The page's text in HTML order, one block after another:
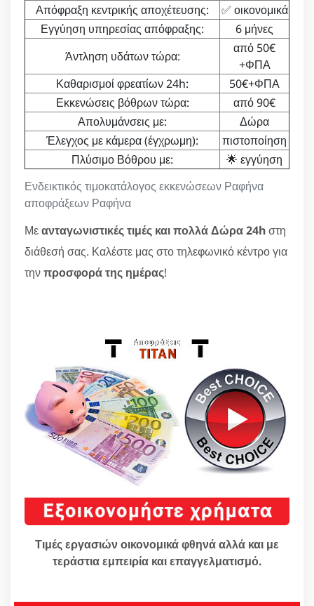
Ενδεικτικός τιμοκατάλογος εκκενώσεων Ραφήνα
αποφράξεων Ραφήνα
Απόφραξη κεντρικής αποχέτευσης:
✅ οικονομικά
Εγγύηση υπηρεσίας απόφραξης:
6 μήνες
Άντληση υδάτων τώρα:
από 50€
+ΦΠΑ
Καθαρισμοί φρεατίων 24h:
50€+ΦΠΑ
Εκκενώσεις βόθρων τώρα:
από 90€
Απολυμάνσεις με:
Δώρα
Έλεγχος με κάμερα (έγχρωμη):
πιστοποίηση
Πλύσιμο Βόθρου με:
🌟 εγγύηση
Μεανταγωνιστικές τιμές και πολλά Δώρα 24hστη
διάθεσή σας. Καλέστε μας στο τηλεφωνικό κέντρο για
τηνπροσφορά της ημέρας!
Τιμές εργασιών οικονομικά φθηνά αλλά και με
τεράστια εμπειρία και επαγγελματισμό.